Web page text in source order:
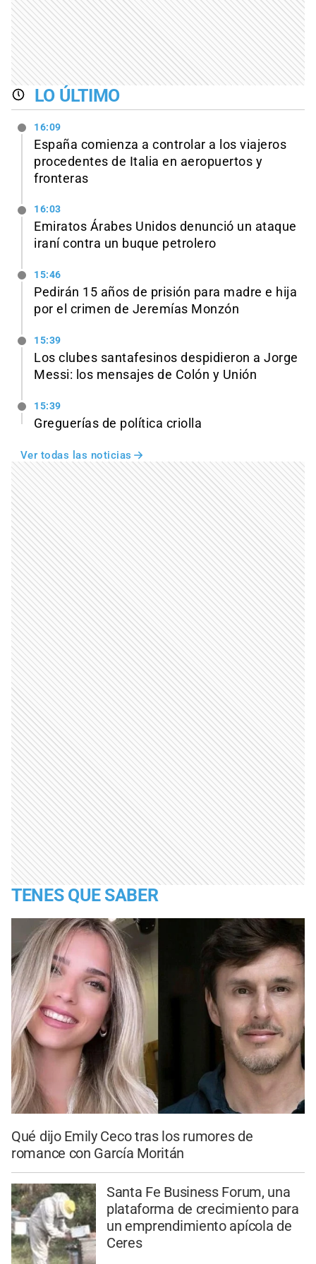
LO ÚLTIMO
16:09
España comienza a controlar a los viajeros
procedentes de Italia en aeropuertos y
fronteras
16:03
Emiratos Árabes Unidos denunció un ataque
iraní contra un buque petrolero
15:46
Pedirán 15 años de prisión para madre e hija
por el crimen de Jeremías Monzón
15:39
Los clubes santafesinos despidieron a Jorge
Messi: los mensajes de Colón y Unión
15:39
Greguerías de política criolla
Ver todas las noticias
TENES QUE SABER
Qué dijo Emily Ceco tras los rumores de
romance con García Moritán
Santa Fe Business Forum, una
plataforma de crecimiento para
un emprendimiento apícola de
Ceres